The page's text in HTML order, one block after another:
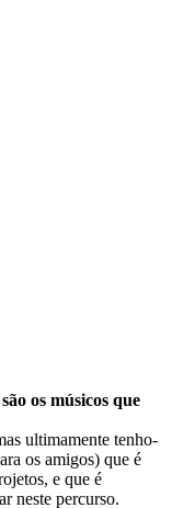
os músicos que
ultimamente tenho-
os amigos) que é
e que é
neste percurso.